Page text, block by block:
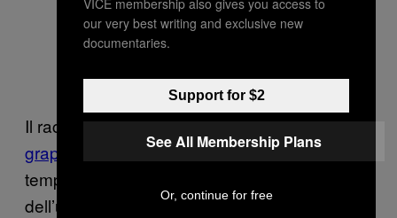
domanda dell’uomo: “L’entropia
dell’universo può diminuire?”
Screenshotvia.
Il racconto, di cui esiste una bellissima
graphic novel
, racconta l’evoluzione nel
tempo di questa intelligenza artificiale e
dell’uomo con essa, che dalla Terra è
our very best writing and exclusive new
documentaries.
Support for $2
See All Membership Plans
Or, continue for free